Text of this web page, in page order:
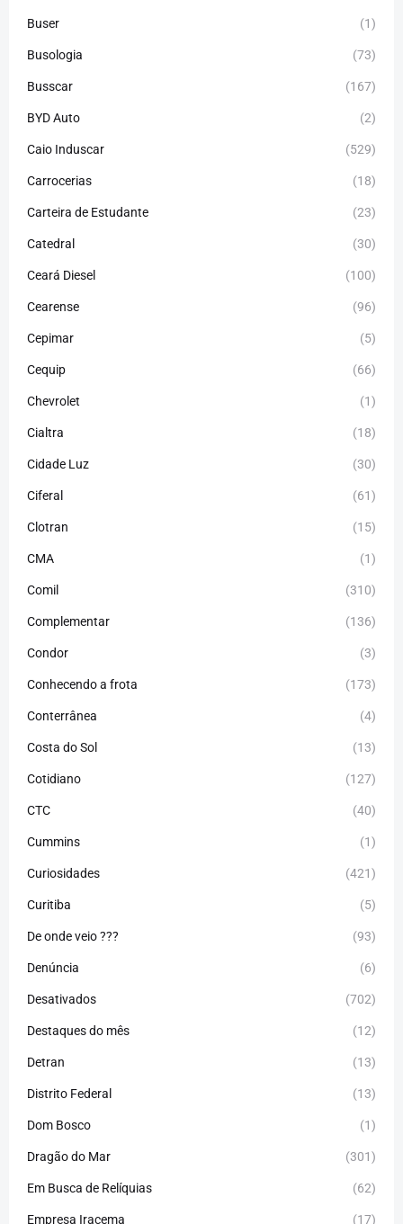
Buser (1)
Busologia (73)
Busscar (167)
BYD Auto (2)
Caio Induscar (529)
Carrocerias (18)
Carteira de Estudante (23)
Catedral (30)
Ceará Diesel (100)
Cearense (96)
Cepimar (5)
Cequip (66)
Chevrolet (1)
Cialtra (18)
Cidade Luz (30)
Ciferal (61)
Clotran (15)
CMA (1)
Comil (310)
Complementar (136)
Condor (3)
Conhecendo a frota (173)
Conterrânea (4)
Costa do Sol (13)
Cotidiano (127)
CTC (40)
Cummins (1)
Curiosidades (421)
Curitiba (5)
De onde veio ??? (93)
Denúncia (6)
Desativados (702)
Destaques do mês (12)
Detran (13)
Distrito Federal (13)
Dom Bosco (1)
Dragão do Mar (301)
Em Busca de Relíquias (62)
Empresa Iracema (17)